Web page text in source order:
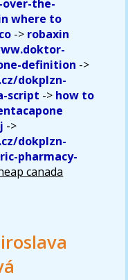
the-
where to
-> robaxin
definition ->
dokplzn-
script -> how to
->
dokplzn-
pharmacy-
canada